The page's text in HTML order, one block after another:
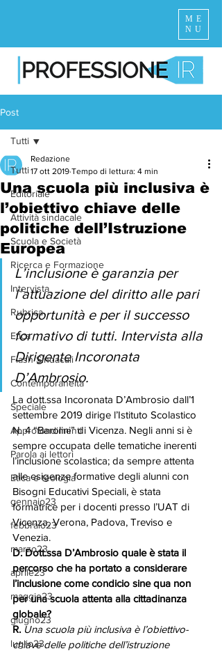
ME
NU
Post
Tutti
Editoriale
Attività sindacale
Scuola e Società
Ricerca e Formazione
Intervista
Rubrica
Etica
Flash Sindacali
Contemporaneità
Speciale
Approfondimenti
Parola ai lettori
Etica e teologia
gennaio23
febbraio23
marzo23
aprile23
maggio23
giugno23
luglio23
Tutti
Una scuola più inclusiva è
l’obiettivo chiave delle
politiche dell’Istruzione
Europea
Redazione
17 ott 2019 Tempo di lettura: 4 min
L’inclusione è garanzia per
l’attuazione del diritto alle pari
opportunità e per il successo
formativo di tutti. Intervista alla
Dirigente Incoronata
D’Ambrosio.
La dott.ssa Incoronata D’Ambrosio dall’1
settembre 2019 dirige l’Istituto Scolastico
N. 4 “Barolini” di Vicenza. Negli anni si è
sempre occupata delle tematiche inerenti
l’inclusione scolastica; da sempre attenta
alle esigenze formative degli alunni con
Bisogni Educativi Speciali, è stata
formatrice per i docenti presso l’UAT di
Vicenza, Verona, Padova, Treviso e
Venezia.
D. Dott.ssa D’Ambrosio quale è stata il
percorso che ha portato a considerare
l’inclusione come condicio sine qua non
per una scuola attenta alla cittadinanza
globale?
R. Una scuola più inclusiva è l’obiettivo-
chiave delle politiche dell’istruzione